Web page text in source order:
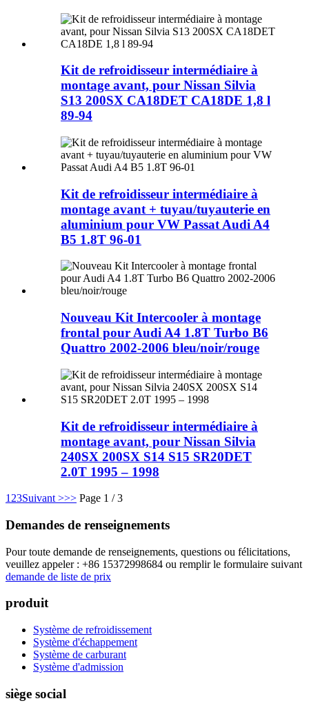
Kit de refroidisseur intermédiaire à
montage avant, pour Nissan Silvia
S13 200SX CA18DET CA18DE 1,8 l
89-94
Kit de refroidisseur intermédiaire à
montage avant + tuyau/tuyauterie en
aluminium pour VW Passat Audi A4
B5 1.8T 96-01
Nouveau Kit Intercooler à montage
frontal pour Audi A4 1.8T Turbo B6
Quattro 2002-2006 bleu/noir/rouge
Kit de refroidisseur intermédiaire à
montage avant, pour Nissan Silvia
240SX 200SX S14 S15 SR20DET
2.0T 1995 – 1998
1 23Suivant >>> Page 1 / 3
Demandes de renseignements
Pour toute demande de renseignements, questions ou félicitations,
veuillez appeler : +86 15372998684 ou remplir le formulaire suivant
demande de liste de prix
produit
Système de refroidissement
Système d'échappement
Système de carburant
Système d'admission
siège social